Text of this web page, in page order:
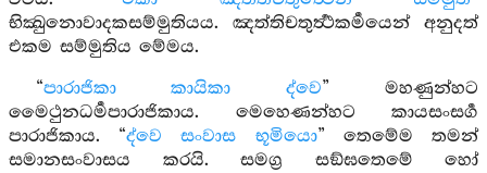
භික්‍ඛුනොවාදකසම්මුතියය. ඤත්තිචතුර්‍ත්‍ථකර්‍මයෙන් අනුදත්
එකම සම්මුතිය මේමය.
“පාරාජිකා කායිකා ද්වෙ” මහණුන්හට
මෛථුනධර්‍මපාරාජිකාය. මෙහෙණන්හට කායසංසර්‍ග
පාරාජිකාය. “ද්වෙ සංවාස භූමියො” තෙමේම තමන්
සමානසංවාසය කරයි. සමග්‍ර සඞ්ඝතෙමේ හෝ